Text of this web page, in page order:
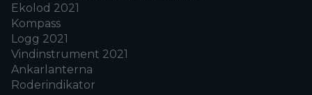
Ekolod 2021
Kompass
Logg 2021
Vindinstrument 2021
Ankarlanterna
Roderindikator